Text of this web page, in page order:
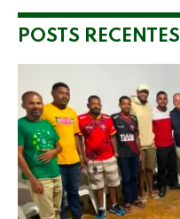
POSTS RECENTES